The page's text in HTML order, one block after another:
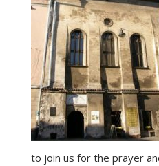
to join us for the prayer